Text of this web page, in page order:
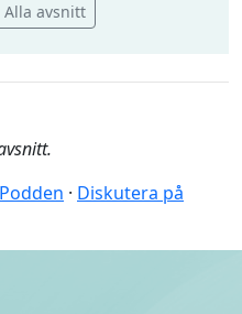
Alla avsnitt
· Diskutera på